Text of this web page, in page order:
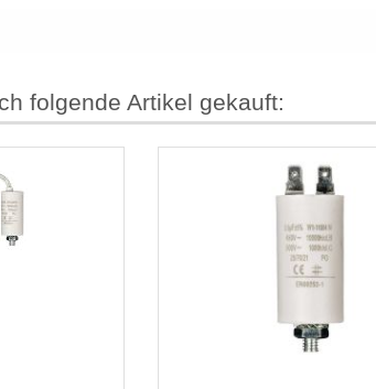
folgende Artikel gekauft: